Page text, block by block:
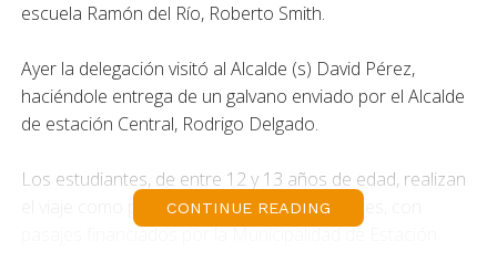
escuela Ramón del Río, Roberto Smith.
Ayer la delegación visitó al Alcalde (s) David Pérez,
haciéndole entrega de un galvano enviado por el Alcalde
de estación Central, Rodrigo Delgado.
Los estudiantes, de entre 12 y 13 años de edad, realizan
el viaje como premio por sus logros escolares, con
pasajes financiados por la Municipalidad de Estación
CONTINUE READING